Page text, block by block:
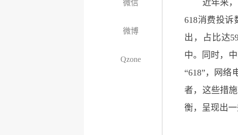
微信
微博
Qzone
近年来，扫
618消费投诉
出，占比达
中。同时，
“618”，网络
者，这些措
衡，呈现出